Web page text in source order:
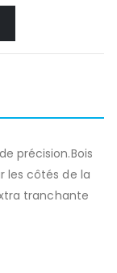
précision.Bois
les côtés de la
tranchante